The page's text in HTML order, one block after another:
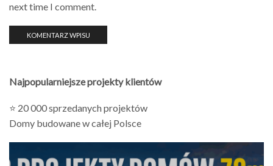
next time I comment.
Najpopularniejsze projekty klientów
⭐ 20 000 sprzedanych projektów
Domy budowane w całej Polsce